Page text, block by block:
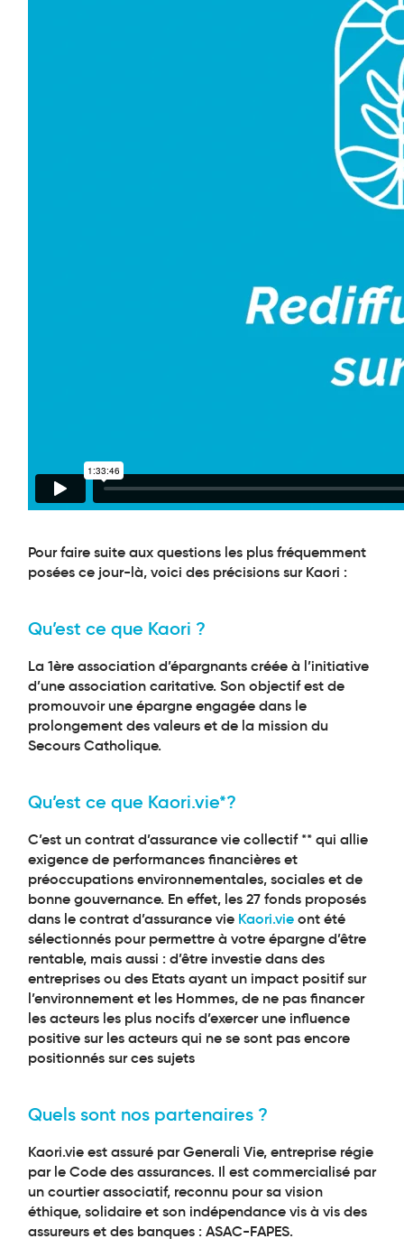
Pour faire suite aux questions les plus fréquemment
posées ce jour-là, voici des précisions sur Kaori :
Qu’est ce que Kaori ?
La 1ère association d’épargnants créée à l’initiative
d’une association caritative. Son objectif est de
promouvoir une épargne engagée dans le
prolongement des valeurs et de la mission du
Secours Catholique.
Qu’est ce que Kaori.vie*?
C’est un contrat d’assurance vie collectif ** qui allie
exigence de performances financières et
préoccupations environnementales, sociales et de
bonne gouvernance. En effet, les 27 fonds proposés
dans le contrat d’assurance vie Kaori.vieont été
sélectionnés pour permettre à votre épargne d’être
rentable, mais aussi : d’être investie dans des
entreprises ou des Etats ayant un impact positif sur
l’environnement et les Hommes, de ne pas financer
les acteurs les plus nocifs d’exercer une influence
positive sur les acteurs qui ne se sont pas encore
positionnés sur ces sujets
Quels sont nos partenaires ?
Kaori.vie est assuré par Generali Vie, entreprise régie
par le Code des assurances. Il est commercialisé par
un courtier associatif, reconnu pour sa vision
éthique, solidaire et son indépendance vis à vis des
assureurs et des banques : ASAC-FAPES.